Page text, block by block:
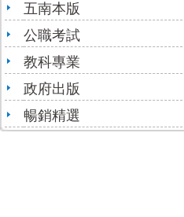
五南本版
公職考試
教科專業
政府出版
暢銷精選